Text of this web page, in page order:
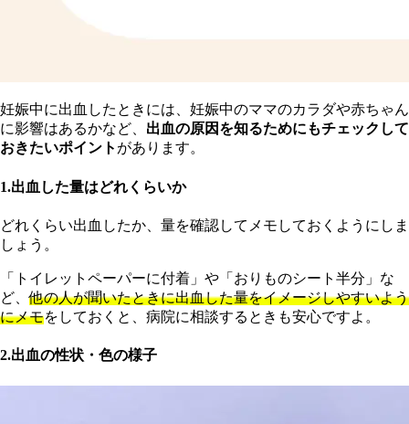
妊娠中に出血したときには、妊娠中のママのカラダや赤ちゃん
に影響はあるかなど、 出血の原因を知るためにもチェックして
おきたいポイント があります。
1.出血した量はどれくらいか
どれくらい出血したか、量を確認してメモしておくようにしま
しょう。
「トイレットペーパーに付着」や「おりものシート半分」な
ど、他の人が聞いたときに出血した量をイメージしやすいよう
にメモをしておくと、病院に相談するときも安心ですよ。
2.出血の性状・色の様子